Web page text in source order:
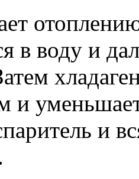
в воду и
и
и